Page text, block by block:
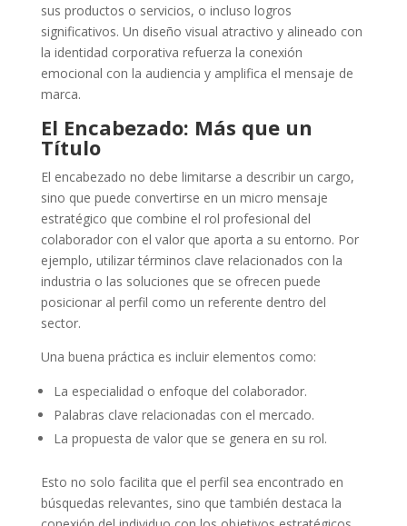
sus productos o servicios, o incluso logros
significativos. Un diseño visual atractivo y alineado con
la identidad corporativa refuerza la conexión
emocional con la audiencia y amplifica el mensaje de
marca.
El Encabezado: Más que un
Título
El encabezado no debe limitarse a describir un cargo,
sino que puede convertirse en un micro mensaje
estratégico que combine el rol profesional del
colaborador con el valor que aporta a su entorno. Por
ejemplo, utilizar términos clave relacionados con la
industria o las soluciones que se ofrecen puede
posicionar al perfil como un referente dentro del
sector.
Una buena práctica es incluir elementos como:
La especialidad o enfoque del colaborador.
Palabras clave relacionadas con el mercado.
La propuesta de valor que se genera en su rol.
Esto no solo facilita que el perfil sea encontrado en
búsquedas relevantes, sino que también destaca la